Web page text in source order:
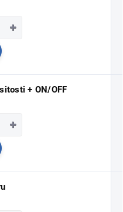
+
košíku
+ ON/OFF
+
košíku